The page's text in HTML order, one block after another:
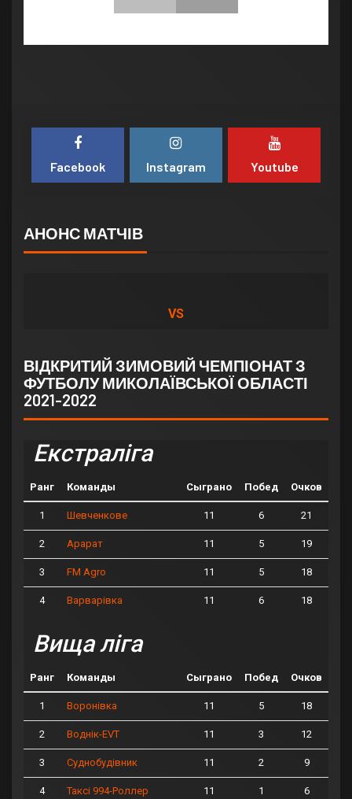
Facebook Instagram Youtube
АНОНС МАТЧІВ
VS
ВІДКРИТИЙ ЗИМОВИЙ ЧЕМПІОНАТ З
ФУТБОЛУ МИКОЛАЇВСЬКОЇ ОБЛАСТІ
2021-2022
Екстраліга
Ранг Команды Сыграно Побед Очков
1 Шевченкове 11 6 21
2 Арарат 11 5 19
3 FM Agro 11 5 18
4 Варварівка 11 6 18
Вища ліга
Ранг Команды Сыграно Побед Очков
1 Воронівка 11 5 18
2 Воднік-EVT 11 3 12
3 Суднобудівник 11 2 9
4 Таксі 994-Роллер 11 1 6